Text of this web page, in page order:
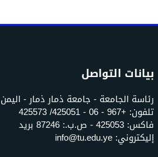
بيانات التواصل
رئاسة الجامعة - جامعة ذمار ذمار - اليمن
تلفون: +967 - 06 - 425051/ 425573
فاكس: 425053 - ص.ب.: 87246 بريد
إليكتروني: info@tu.edu.ye